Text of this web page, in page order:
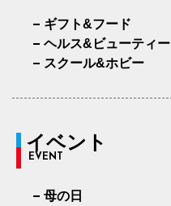
ギフト&フード
ヘルス&ビューティー
スクール&ホビー
イベント
EVENT
母の日